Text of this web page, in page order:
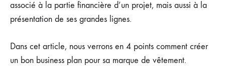
associé à la partie financière d’un projet, mais aussi à la
présentation de ses grandes lignes.
Dans cet article, nous verrons en 4 points comment créer
un bon business plan pour sa marque de vêtement.